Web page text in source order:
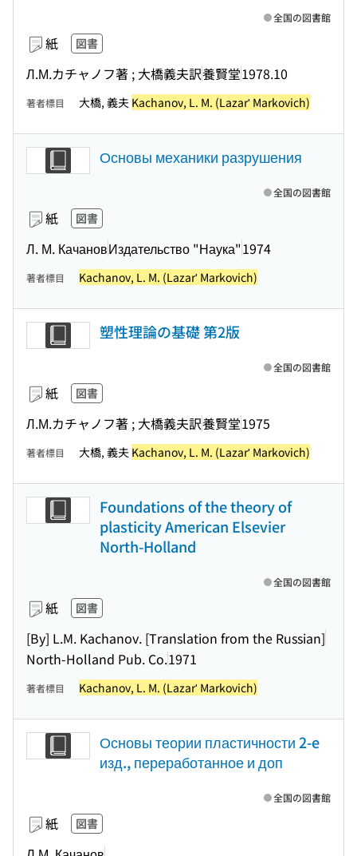
紙 図書
Л.М.カチャノフ著 ; 大橋義夫訳養賢堂1978.10
全国の図書館
著者標目 大橋, 義夫 Kachanov, L. M. (Lazarʹ Markovich)
Основы механики разрушения
紙 図書
Л. М. КачановИздательство "Наука"1974
全国の図書館
著者標目 Kachanov, L. M. (Lazarʹ Markovich)
塑性理論の基礎 第2版
紙 図書
Л.М.カチャノフ著 ; 大橋義夫訳養賢堂1975
全国の図書館
著者標目 大橋, 義夫 Kachanov, L. M. (Lazarʹ Markovich)
Foundations of the theory of
plasticity American Elsevier
North-Holland
紙 図書
[By] L.M. Kachanov. [Translation from the Russian]
North-Holland Pub. Co.1971
全国の図書館
著者標目 Kachanov, L. M. (Lazarʹ Markovich)
Основы теории пластичности 2-e
изд., переработанное и доп
紙 図書
全国の図書館